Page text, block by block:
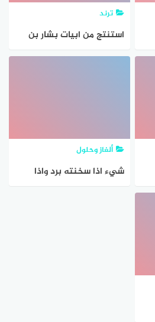
ترند
استنتج من ابيات بشار بن
برد ما وصفه لقومه
ألغاز وحلول
شيء اذا سخنته برد واذا